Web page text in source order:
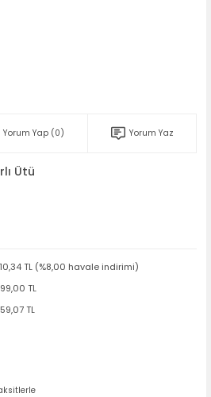
Yorum Yap (0) Yorum Yaz
Ütü
TL (%8,00 havale indirimi)
TL
TL